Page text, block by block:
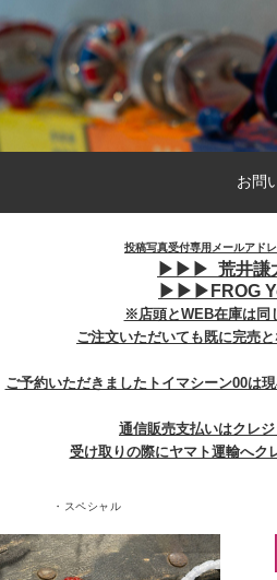
お問
投稿写真受付専用メールア
▶︎ ▶︎ ▶︎ 荒井
▶︎ ▶︎ ▶︎ FROG
※店頭とWEB在庫は同
ご注文いただいても既に完売
ご予約いただきましたトイマシーン00は
通信販売支払いはクレジ
受け取りの際にヤマト運輸へク
・スペシャル